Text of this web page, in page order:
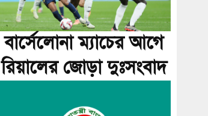
বার্সেলোনা ম্যাচের আগে
রিয়ালের জোড়া দুঃসংবাদ